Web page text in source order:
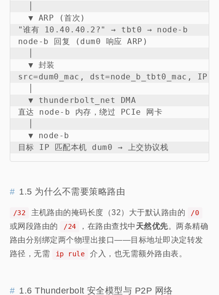
  ▼ ARP (首次)
"谁有 10.40.40.2?" → tbt0 → node-b
node-b 回复 (dum0 响应 ARP)
  ▼ 封装
src=dum0_mac, dst=node_b_tbt0_mac,
  ▼ thunderbolt_net DMA
直达 node-b 内存，绕过 PCIe 网卡
  ▼ node-b
1.5 为什么不需要策略路由
/32 主机路由的掩码长度（32）大于默认路由的 /0
或网段路由的 /24 ，在路由查找中 天然优先。两条精确
路由分别绑定两个物理出接口——目标地址即决定转发
路径，无需
ip rule 介入，也无需额外路由表。
1.6 Thunderbolt 安全模型与 P2P 网络